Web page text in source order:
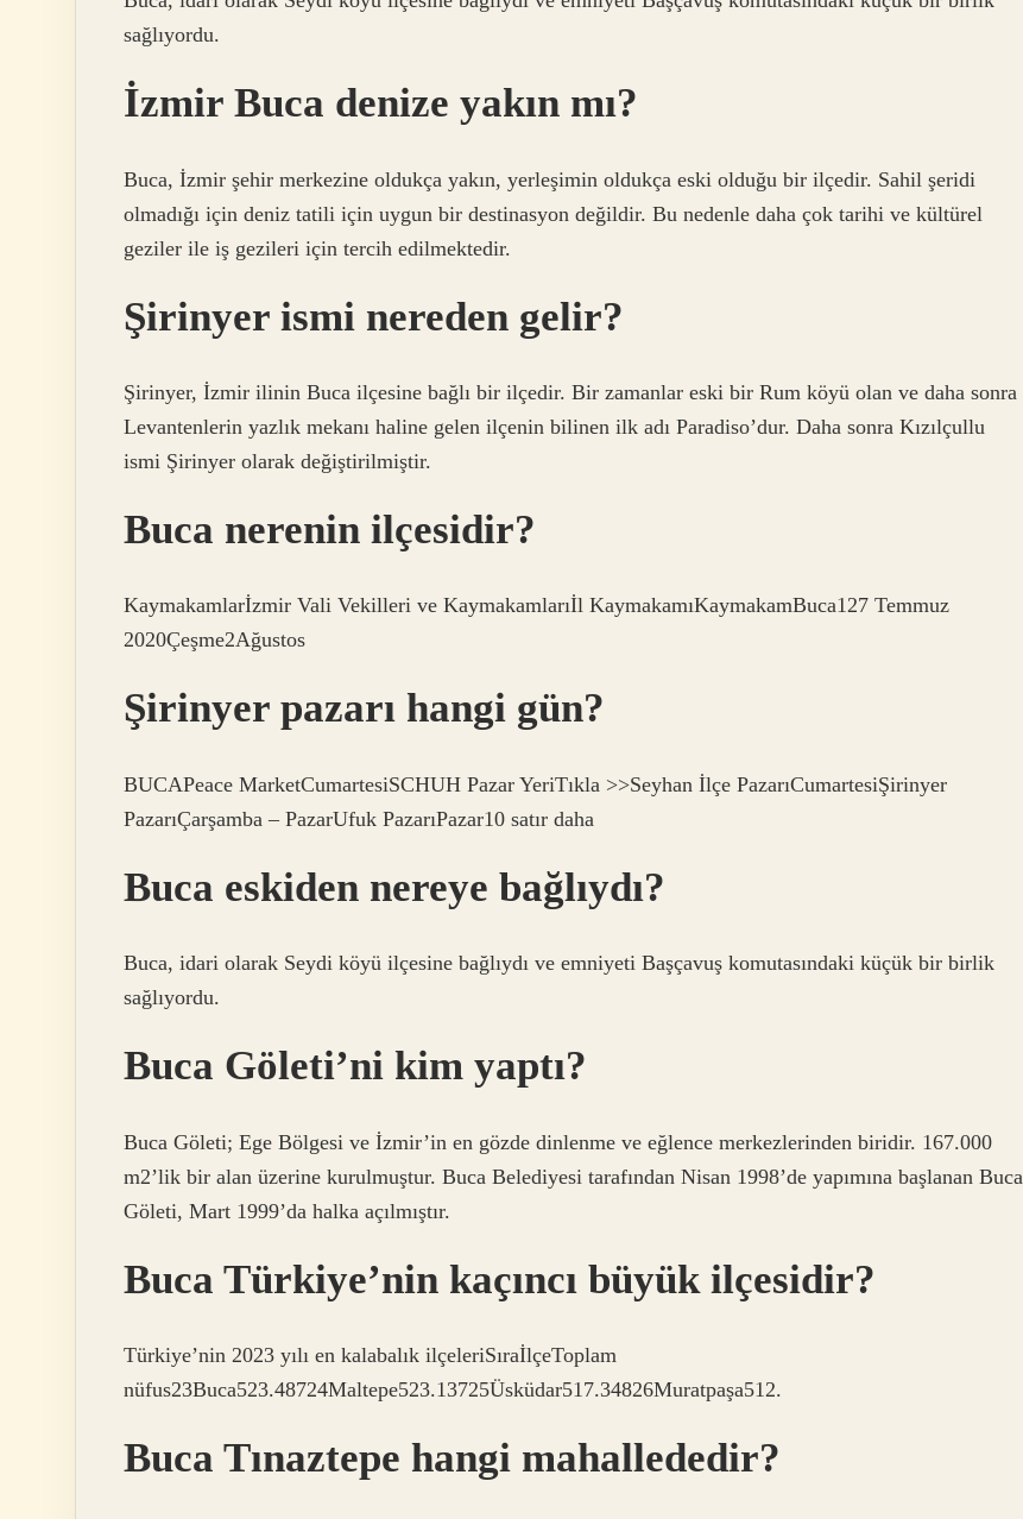
sağlıyordu.
İzmir Buca denize yakın mı?
Buca, İzmir şehir merkezine oldukça yakın, yerleşimin oldukça eski olduğu bir ilçedir. Sahil şeridi
olmadığı için deniz tatili için uygun bir destinasyon değildir. Bu nedenle daha çok tarihi ve kültürel
geziler ile iş gezileri için tercih edilmektedir.
Şirinyer ismi nereden gelir?
Şirinyer, İzmir ilinin Buca ilçesine bağlı bir ilçedir. Bir zamanlar eski bir Rum köyü olan ve daha sonra
Levantenlerin yazlık mekanı haline gelen ilçenin bilinen ilk adı Paradiso’dur. Daha sonra Kızılçullu
ismi Şirinyer olarak değiştirilmiştir.
Buca nerenin ilçesidir?
Kaymakamlarİzmir Vali Vekilleri ve Kaymakamlarıİl KaymakamıKaymakamBuca127 Temmuz
2020Çeşme2Ağustos
Şirinyer pazarı hangi gün?
BUCAPeace MarketCumartesiSCHUH Pazar YeriTıkla >>Seyhan İlçe PazarıCumartesiŞirinyer
PazarıÇarşamba – PazarUfuk PazarıPazar10 satır daha
Buca eskiden nereye bağlıydı?
Buca, idari olarak Seydi köyü ilçesine bağlıydı ve emniyeti Başçavuş komutasındaki küçük bir birlik
sağlıyordu.
Buca Göleti’ni kim yaptı?
Buca Göleti; Ege Bölgesi ve İzmir’in en gözde dinlenme ve eğlence merkezlerinden biridir. 167.000
m2’lik bir alan üzerine kurulmuştur. Buca Belediyesi tarafından Nisan 1998’de yapımına başlanan Buca
Göleti, Mart 1999’da halka açılmıştır.
Buca Türkiye’nin kaçıncı büyük ilçesidir?
Türkiye’nin 2023 yılı en kalabalık ilçeleriSıraİlçeToplam
nüfus23Buca523.48724Maltepe523.13725Üsküdar517.34826Muratpaşa512.
Buca Tınaztepe hangi mahallededir?